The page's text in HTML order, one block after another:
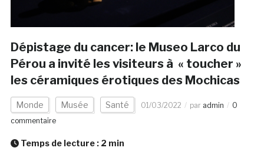
Dépistage du cancer: le Museo Larco du
Pérou a invité les visiteurs à « toucher »
les céramiques érotiques des Mochicas
Monde Musée Santé 01/03/2022 par admin
0
commentaire
Temps de lecture : 2 min